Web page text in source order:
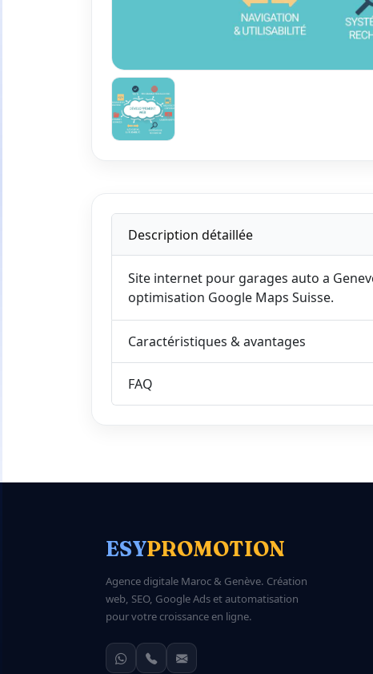
Description détaillée
Site internet pour garages auto a
optimisation Google Maps Suisse.
Caractéristiques & avantages
FAQ
ESYPROMOTION
Agence digitale Maroc & Genève. Création
web, SEO, Google Ads et automatisation
pour votre croissance en ligne.